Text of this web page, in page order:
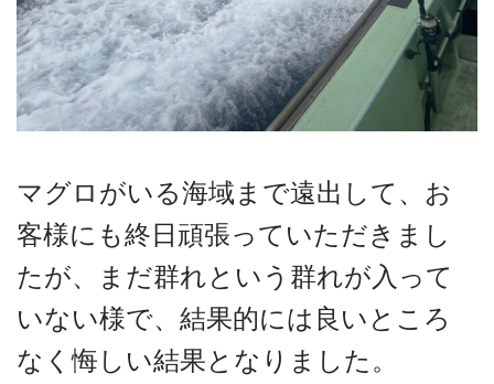
マグロがいる海域まで遠出して、お
客様にも終日頑張っていただきまし
たが、まだ群れという群れが入って
いない様で、結果的には良いところ
なく悔しい結果となりました。